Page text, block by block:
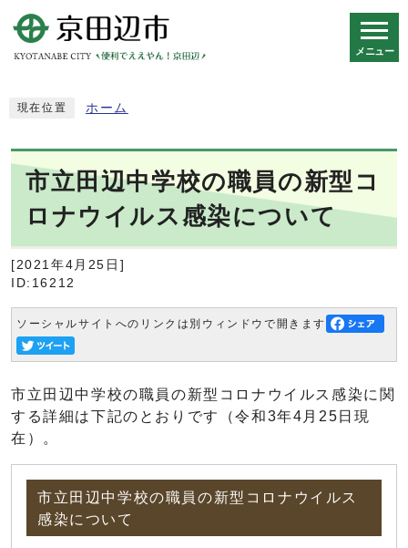
メニュー
現在位置 ホーム
市立田辺中学校の職員の新型コ
ロナウイルス感染について
[2021年4月25日]
ID:16212
ソーシャルサイトへのリンクは別ウィンドウで開きます
市立田辺中学校の職員の新型コロナウイルス感染に関
する詳細は下記のとおりです（令和3年4月25日現
在）。
市立田辺中学校の職員の新型コロナウイルス
感染について